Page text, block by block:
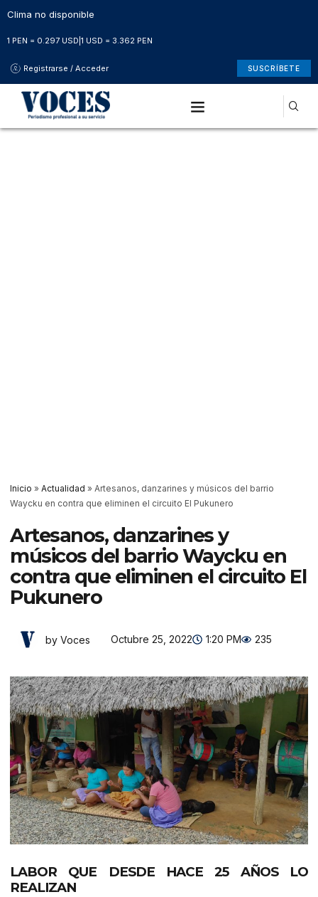
Clima no disponible
1 PEN = 0.297 USD 1 USD = 3.362 PEN
Registrarse / Acceder SUSCRÍBETE
Inicio » Actualidad » Artesanos, danzarines y músicos del barrio
Waycku en contra que eliminen el circuito El Pukunero
Artesanos, danzarines y
músicos del barrio Waycku en
contra que eliminen el circuito El
Pukunero
by Voces Octubre 25, 2022 1:20 PM 235
LABOR QUE DESDE HACE 25 AÑOS LO
REALIZAN